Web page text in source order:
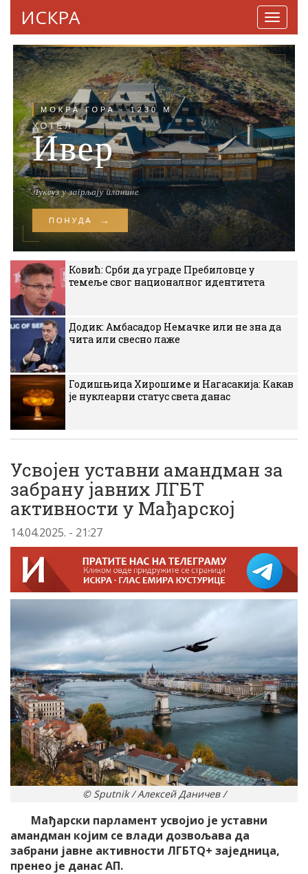
ИСКРА
Ковић: Срби да уграде Пребиловце у
темеље свог националног идентитета
Додик: Амбасадор Немачке или не зна да
чита или свесно лаже
Годишњица Хирошиме и Нагасакија: Какав
је нуклеарни статус света данас
Усвојен уставни амандман за
забрану јавних ЛГБТ
активности у Мађарској
14.04.2025. - 21:27
© Sputnik / Алексей Даничев /
Мађарски парламент усвојио је уставни
амандман којим се влади дозвољава да
забрани јавне активности ЛГБТQ+ заједница,
пренео је данас АП.